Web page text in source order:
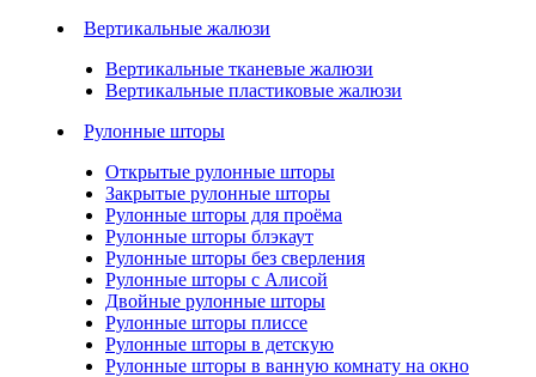
Вертикальные жалюзи
Вертикальные тканевые жалюзи
Вертикальные пластиковые жалюзи
Рулонные шторы
Открытые рулонные шторы
Закрытые рулонные шторы
Рулонные шторы для проёма
Рулонные шторы блэкаут
Рулонные шторы без сверления
Рулонные шторы с Алисой
Двойные рулонные шторы
Рулонные шторы плиссе
Рулонные шторы в детскую
Рулонные шторы в ванную комнату на окно